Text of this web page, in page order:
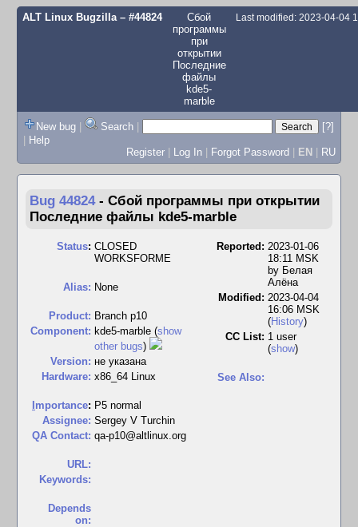
ALT Linux Bugzilla– #44824
Сбой
программы
при
открытии
Последние
файлы
kde5-
marble
Last modified: 2023-04-04
New bug | Search |
[?]
| Help
Register | Log In | Forgot Password | EN | RU
Bug 44824 - Сбой программы при открытии
Последние файлы kde5-marble
Status: CLOSED
WORKSFORME
Alias: None
Product: Branch p10
Component: kde5-marble (show
other bugs)
Version: не указана
Hardware: x86_64 Linux
mportance: P5 normal
Assignee: Sergey V Turchin
QA Contact: qa-p10@altlinux.org
URL:
Keywords:
Depends
on:
Reported: 2023-01-06
18:11 MSK
by Белая
Алёна
Modified: 2023-04-04
16:06 MSK
(History)
CC List: 1 user
(show)
See Also: